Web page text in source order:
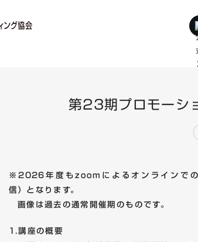
第23期プロモーシ
※2026年度もzoomによるオンラインで
信）となります。
画像は過去の通常開催期のものです。
1.講座の概要